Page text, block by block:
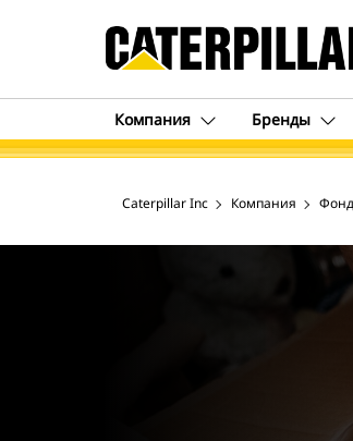
Компания Бренды
Caterpillar Inc Компания